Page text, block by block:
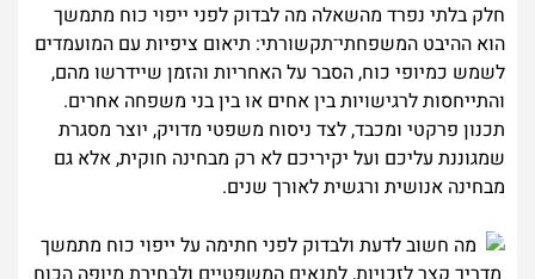
חלק בלתי נפרד מהשאלה מה לבדוק לפני ייפוי כוח מתמשך
הוא ההיבט המשפחתי־תקשורתי: תיאום ציפיות עם המועמדים
לשמש כמיופי כוח, הסבר על האחריות והזמן שיידרשו מהם,
והתייחסות לרגישויות בין אחים או בין בני משפחה אחרים.
תכנון פרקטי ומכבד, לצד ניסוח משפטי מדויק, יוצר מסגרת
שמגוננת עליכם ועל יקיריכם לא רק מבחינה חוקית, אלא גם
מבחינה אנושית ורגשית לאורך שנים.